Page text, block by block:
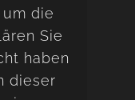
um die
Sie
haben
dieser